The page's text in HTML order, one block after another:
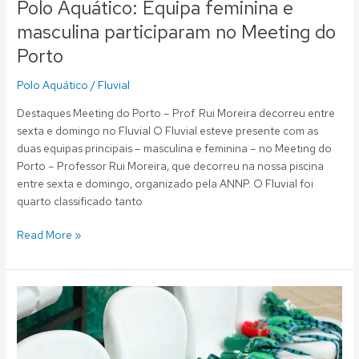
Polo Aquático: Equipa feminina e
masculina participaram no Meeting do
Porto
Polo Aquático / Fluvial
Destaques Meeting do Porto – Prof. Rui Moreira decorreu entre
sexta e domingo no Fluvial O Fluvial esteve presente com as
duas equipas principais – masculina e feminina – no Meeting do
Porto – Professor Rui Moreira, que decorreu na nossa piscina
entre sexta e domingo, organizado pela ANNP. O Fluvial foi
quarto classificado tanto
Read More »
Polo
Aquático:
Seis
fluvialistas